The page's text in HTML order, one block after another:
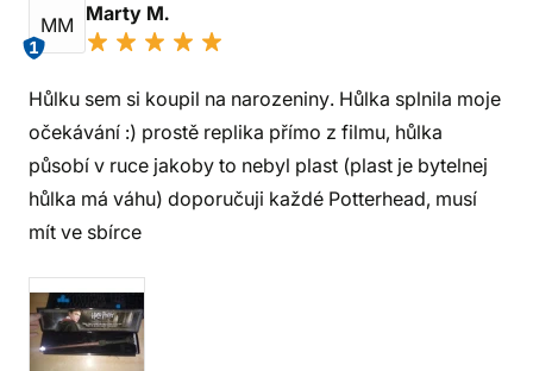
MM
1
Marty M.
Hůlku sem si koupil na narozeniny. Hůlka splnila moje
očekávání :) prostě replika přímo z filmu, hůlka
působí v ruce jakoby to nebyl plast (plast je bytelnej
hůlka má váhu) doporučuji každé Potterhead, musí
mít ve sbírce